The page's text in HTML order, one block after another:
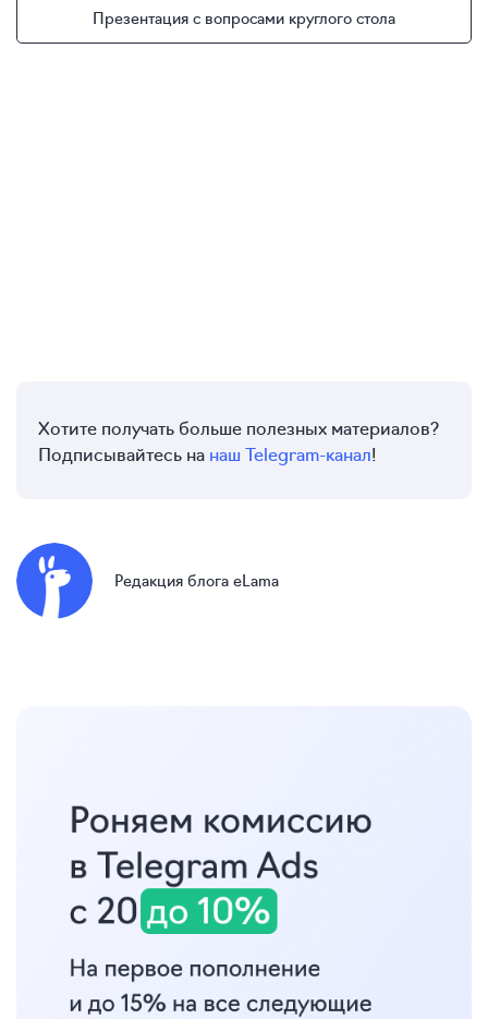
Презентация с вопросами круглого стола
Хотите получать больше полезных материалов?
Подписывайтесь на наш Telegram-канал!
Редакция блога eLama